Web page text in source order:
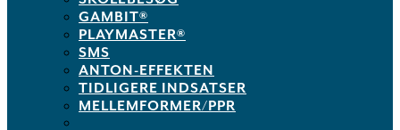
GAMBIT®
PLAYMASTER®
SMS
ANTON-EFFEKTEN
TIDLIGERE INDSATSER
MELLEMFORMER/PPR